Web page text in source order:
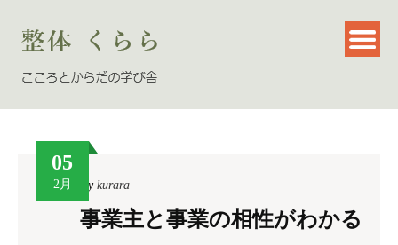
05
2月 By kurara
事業主と事業の相性がわかる